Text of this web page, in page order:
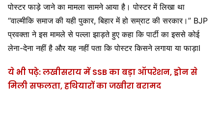
पोस्टर फाड़े जाने का मामला सामने आया है। पोस्टर में लिखा था
“वाल्मीकि समाज की यही पुकार, बिहार में हो सम्राट की सरकार।” BJP
प्रवक्ता ने इस मामले से पल्ला झाड़ते हुए कहा कि पार्टी का इससे कोई
लेना-देना नहीं है और यह नहीं पता कि पोस्टर किसने लगाया या फाड़ाI
ये भी पढ़े: लखीसराय में SSB का बड़ा ऑपरेशन, ड्रोन से
मिली सफलता, हथियारों का जखीरा बरामद